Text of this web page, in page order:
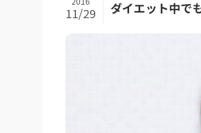
ダイエット中で
11/29